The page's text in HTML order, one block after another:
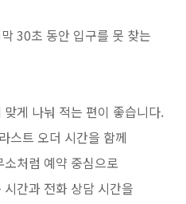
30초 동안 입구를 못 찾는
게 나눠 적는 편이 좋습니다.
스트 오더 시간을 함께
처럼 예약 중심으로
간과 전화 상담 시간을